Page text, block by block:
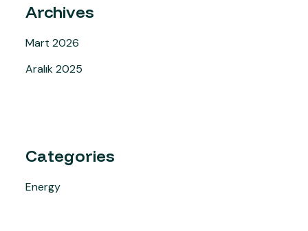
Archives
Mart 2026
Aralık 2025
Categories
Energy